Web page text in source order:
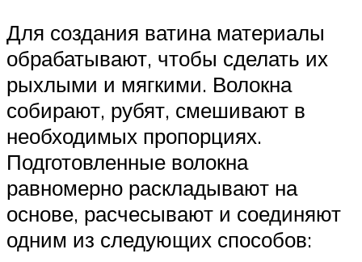
Для создания ватина материалы
обрабатывают, чтобы сделать их
рыхлыми и мягкими. Волокна
собирают, рубят, смешивают в
необходимых пропорциях.
Подготовленные волокна
равномерно раскладывают на
основе, расчесывают и соединяют
одним из следующих способов: